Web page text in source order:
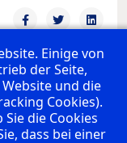
Einige von
der Seite,
und die
Cookies).
die Cookies
dass bei einer